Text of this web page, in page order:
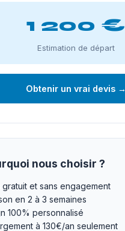
1 200 €
Estimation de départ
Obtenir un vrai devis →
nous choisir ?
gratuit et sans engagement
en 2 à 3 semaines
100% personnalisé
à 130€/an seulement